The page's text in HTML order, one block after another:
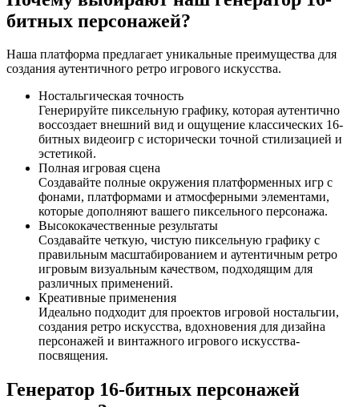
битных персонажей?
Наша платформа предлагает уникальные преимущества для
создания аутентичного ретро игрового искусства.
Ностальгическая точность
Генерируйте пиксельную графику, которая аутентично
воссоздает внешний вид и ощущение классических 16-
битных видеоигр с исторически точной стилизацией и
эстетикой.
Полная игровая сцена
Создавайте полные окружения платформенных игр с
фонами, платформами и атмосферными элементами,
которые дополняют вашего пиксельного персонажа.
Высококачественные результаты
Создавайте четкую, чистую пиксельную графику с
правильным масштабированием и аутентичным ретро
игровым визуальным качеством, подходящим для
различных применений.
Креативные применения
Идеально подходит для проектов игровой ностальгии,
создания ретро искусства, вдохновения для дизайна
персонажей и винтажного игрового искусства-
посвящения.
Генератор 16-битных персонажей